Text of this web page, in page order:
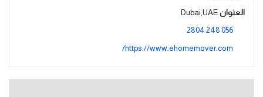
العنوان Dubai,UAE
056 248 2804
https://www.ehomemover.com/